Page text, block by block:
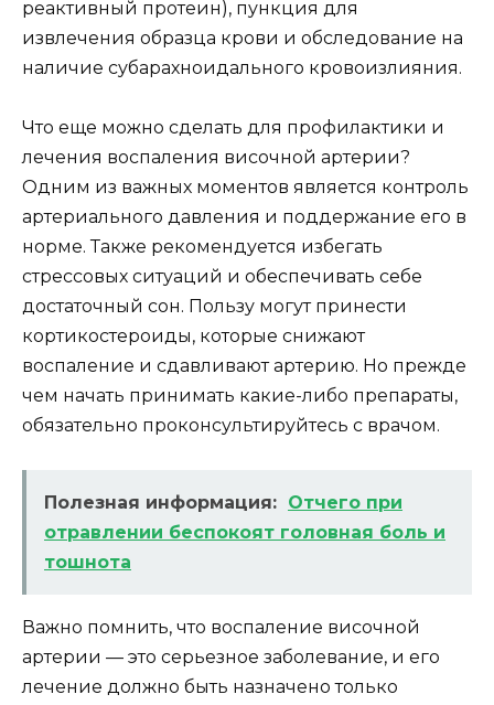
реактивный протеин), пункция для
извлечения образца крови и обследование на
наличие субарахноидального кровоизлияния.
Что еще можно сделать для профилактики и
лечения воспаления височной артерии?
Одним из важных моментов является контроль
артериального давления и поддержание его в
норме. Также рекомендуется избегать
стрессовых ситуаций и обеспечивать себе
достаточный сон. Пользу могут принести
кортикостероиды, которые снижают
воспаление и сдавливают артерию. Но прежде
чем начать принимать какие-либо препараты,
обязательно проконсультируйтесь с врачом.
Полезная информация: Отчего при
отравлении беспокоят головная боль и
тошнота
Важно помнить, что воспаление височной
артерии — это серьезное заболевание, и его
лечение должно быть назначено только